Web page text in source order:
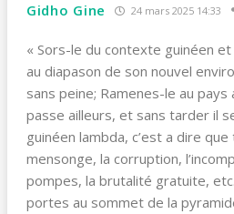
Gidho Gine 24 mars 2025 14:33
« Sors-le du contexte guinéen
au diapason de son nouvel
sans peine; Ramenes-le au
passe ailleurs, et sans tarder il
guinéen lambda, c’est a dire que
mensonge, la corruption,
pompes, la brutalité gratuite,
portes au sommet de la